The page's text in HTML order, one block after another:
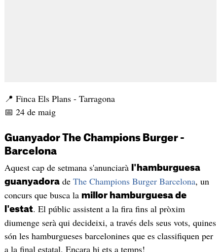
📍 Finca Els Plans - Tarragona
📅 24 de maig
Guanyador The Champions Burger -
Barcelona
Aquest cap de setmana s'anunciarà
l'hamburguesa
guanyadorade The Champions Burger Barcelona, un
concurs que busca la millor hamburguesa de
l'estat. El públic assistent a la fira fins al pròxim
diumenge serà qui decideixi, a través dels seus vots, quines
són les hamburgueses barcelonines que es classifiquen per
a la final estatal. Encara hi ets a temps!